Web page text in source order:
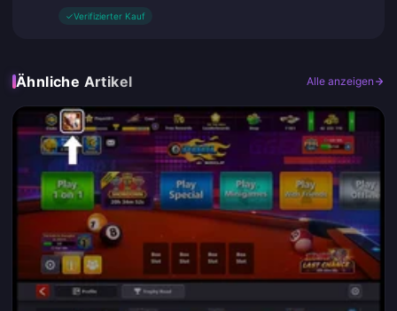
✓Verifizierter Kauf
Ähnliche Artikel Alle anzeigen